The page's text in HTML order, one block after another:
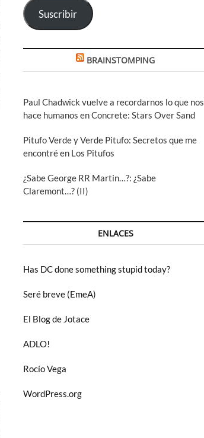
Suscribir
BRAINSTOMPING
Paul Chadwick vuelve a recordarnos lo que nos
hace humanos en Concrete: Stars Over Sand
Pitufo Verde y Verde Pitufo: Secretos que me
encontré en Los Pitufos
¿Sabe George RR Martin…?: ¿Sabe
Claremont…? (II)
ENLACES
Has DC done something stupid today?
Seré breve (EmeA)
El Blog de Jotace
ADLO!
Rocío Vega
WordPress.org